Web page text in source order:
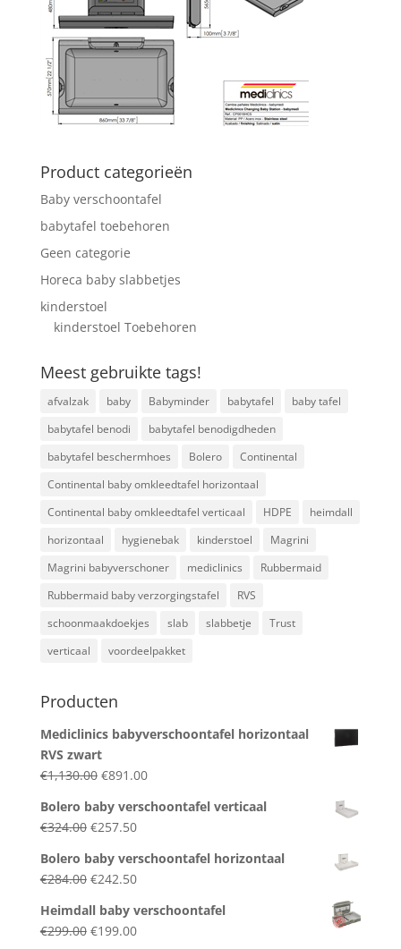
Product categorieën
Baby verschoontafel
babytafel toebehoren
Geen categorie
Horeca baby slabbetjes
kinderstoel
kinderstoel Toebehoren
Meest gebruikte tags!
afvalzak baby Babyminder babytafel
baby tafel
babytafel benodi
babytafel benodigdheden
babytafel beschermhoes
Bolero
Continental
Continental baby omkleedtafel horizontaal
Continental baby omkleedtafel verticaal
HDPE
heimdall
horizontaal
hygienebak kinderstoel
Magrini
Magrini babyverschoner
mediclinics
Rubbermaid
Rubbermaid baby verzorgingstafel
RVS
schoonmaakdoekjes
slab slabbetje
Trust
verticaal
voordeelpakket
Producten
Mediclinics babyverschoontafel horizontaal
RVS zwart
€1,130.00 Original
was:
€1,130.00.
€891.00Current
is:
Bolero baby verschoontafel verticaal
€324.00 Original
was:
€324.00.
€257.50Current
is:
€257.50.
Bolero baby verschoontafel horizontaal
€284.00 Original
was:
€284.00.
€242.50Current
is:
€242.50.
Heimdall baby verschoontafel
€299.00 Original
€199.00Current